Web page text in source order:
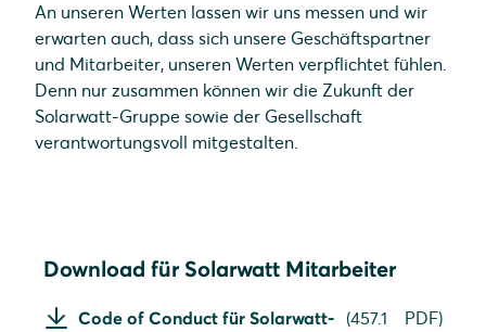
An unseren Werten lassen wir uns messen und wir
erwarten auch, dass sich unsere Geschäftspartner
und Mitarbeiter, unseren Werten verpflichtet fühlen.
Denn nur zusammen können wir die Zukunft der
Solarwatt-Gruppe sowie der Gesellschaft
verantwortungsvoll mitgestalten.
Download für Solarwatt Mitarbeiter
Code of Conduct für Solarwatt- (457.1
PDF)